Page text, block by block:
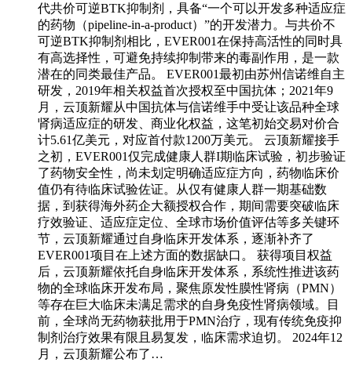
代共价可逆BTK抑制剂，具备“一个可以开发多种适应症
的药物（pipeline-in-a-product）”的开发潜力。与共价不
可逆BTK抑制剂相比，EVER001在保持高活性的同时具
有高选择性，可避免持续抑制带来的毒副作用，是一款
潜在的同类最佳产品。 EVER001最初由苏州信诺维自主
研发，2019年相关权益首次授权至中国抗体；2021年9
月，云顶新耀从中国抗体与信诺维手中受让该品种全球
肾病适应症的研发、商业化权益，这笔初始交易对价合
计5.61亿美元，对应首付款1200万美元。 云顶新耀接手
之初，EVER001仅完成健康人群I期临床试验，初步验证
了药物安全性，尚未划定明确适应症方向，药物临床价
值仍有待临床试验佐证。从仅有健康人群一期基础数
据，到获得海外药企大额授权合作，期间需要突破临床
疗效验证、适应症定位、全球市场价值评估等多关键环
节，云顶新耀通过自身临床开发体系，逐渐补齐了
EVER001项目在上述方面的数据缺口。 获得项目权益
后，云顶新耀依托自身临床开发体系，系统性推进该药
物的全球临床开发布局，聚焦原发性膜性肾病（PMN）
等存在巨大临床未满足需求的自身免疫性肾病领域。目
前，全球尚无药物获批用于PMN治疗，现有传统免疫抑
制剂治疗效果有限且易复发，临床需求迫切。 2024年12
月，云顶新耀公布了…